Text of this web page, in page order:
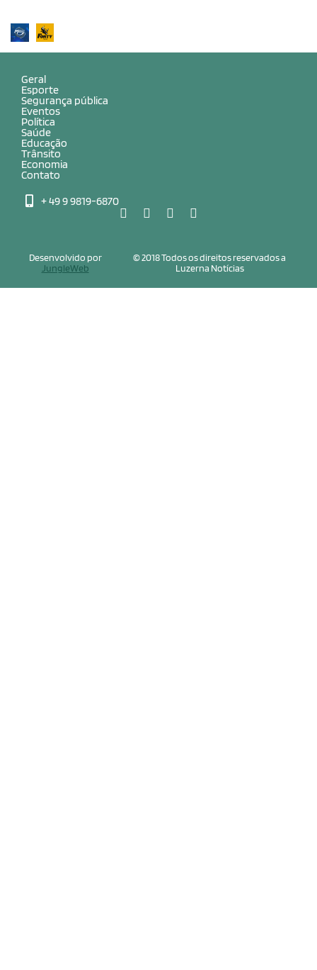
Geral
Esporte
Segurança pública
Eventos
Política
Saúde
Educação
Trânsito
Economia
Contato
+ 49 9 9819-6870
© 2018 Todos os direitos reservados a
Luzerna Notícias
Desenvolvido por
JungleWeb